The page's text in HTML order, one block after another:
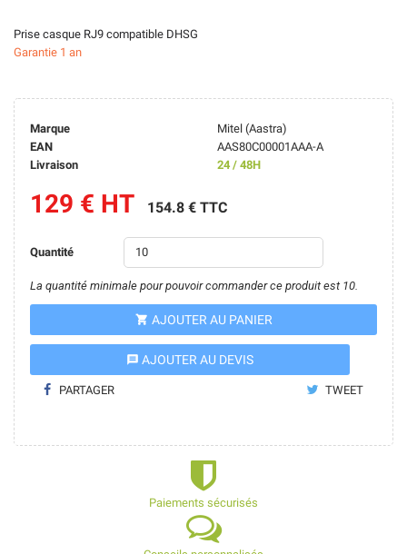
Prise casque RJ9 compatible DHSG
Garantie 1 an
Marque
Mitel (Aastra)
EAN
AAS80C00001AAA-A
Livraison
24 / 48H
129 € HT 154.8 € TTC
Quantité
La quantité minimale pour pouvoir commander ce produit est 10.
 AJOUTER AU PANIER
message AJOUTER AU DEVIS
PARTAGER TWEET
Paiements sécurisés